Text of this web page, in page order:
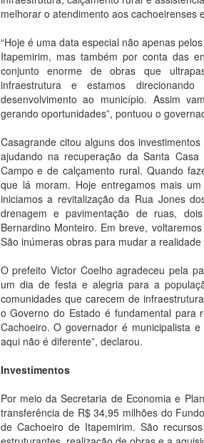
melhorar o atendimento aos cachoeirenses
“Hoje é uma data especial não apenas
Itapemirim, mas também por conta das
conjunto enorme de obras que
infraestrutura e estamos
desenvolvimento ao município. Assim
gerando oportunidades”, pontuou o
Casagrande citou alguns dos
ajudando na recuperação da Santa
Campo e de calçamento rural. Quando
que lá moram. Hoje entregamos mais
iniciamos a revitalização da Rua Jones
drenagem e pavimentação de ruas,
Bernardino Monteiro. Em breve,
São inúmeras obras para mudar a
O prefeito Victor Coelho agradeceu pela
um dia de festa e alegria para a
comunidades que carecem de
o Governo do Estado é fundamental para
Cachoeiro. O governador é municipalista
aqui não é diferente”, declarou.
Investimentos
Por meio da Secretaria de Economia e
transferência de R$ 34,95 milhões do
de Cachoeiro de Itapemirim. São